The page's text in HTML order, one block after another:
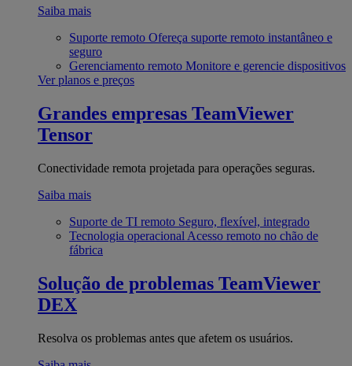
Saiba mais
Suporte remoto Ofereça suporte remoto instantâneo e
seguro
Gerenciamento remoto Monitore e gerencie dispositivos
Ver planos e preços
Grandes empresas TeamViewer
Tensor
Conectividade remota projetada para operações seguras.
Saiba mais
Suporte de TI remoto Seguro, flexível, integrado
Tecnologia operacional Acesso remoto no chão de
fábrica
Solução de problemas TeamViewer
DEX
Resolva os problemas antes que afetem os usuários.